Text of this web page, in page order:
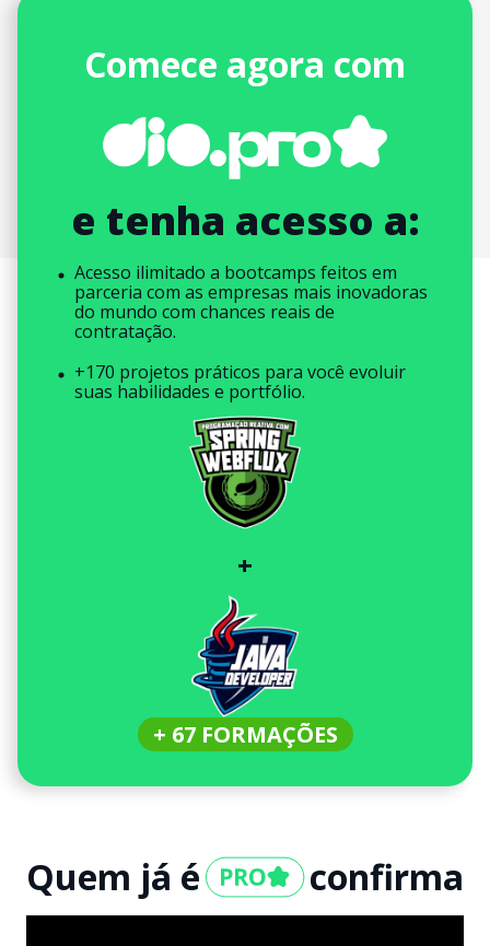
Comece agora com
e tenha acesso a:
Acesso ilimitado a bootcamps feitos em
parceria com as empresas mais inovadoras
do mundo com chances reais de
contratação.
+170 projetos práticos para você evoluir
suas habilidades e portfólio.
+
+ 67 FORMAÇÕES
Quem já é confirma